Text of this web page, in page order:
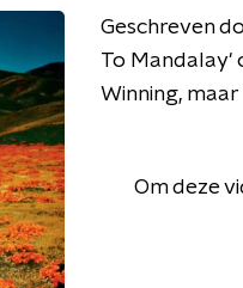
Geschreven
To Mandalay'
Winning,
Om deze